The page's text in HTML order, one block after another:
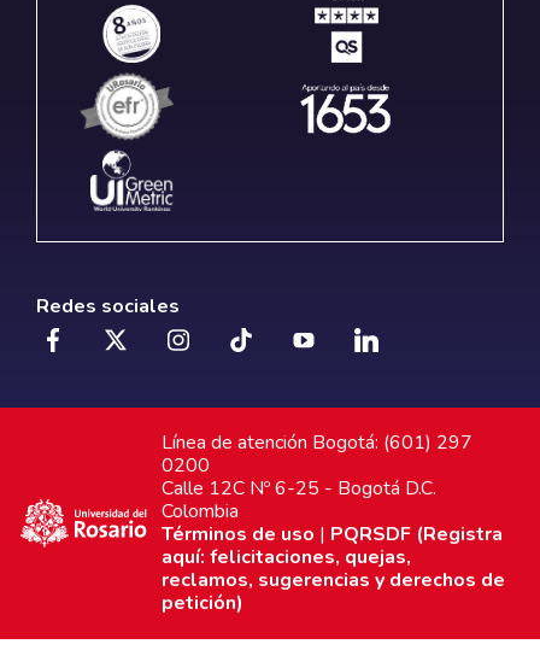
Redes sociales
Línea de atención Bogotá: (601) 297
0200
Calle 12C Nº 6-25 - Bogotá D.C.
Colombia
Términos de uso | PQRSDF (Registra
aquí: felicitaciones, quejas,
reclamos, sugerencias y derechos de
petición)